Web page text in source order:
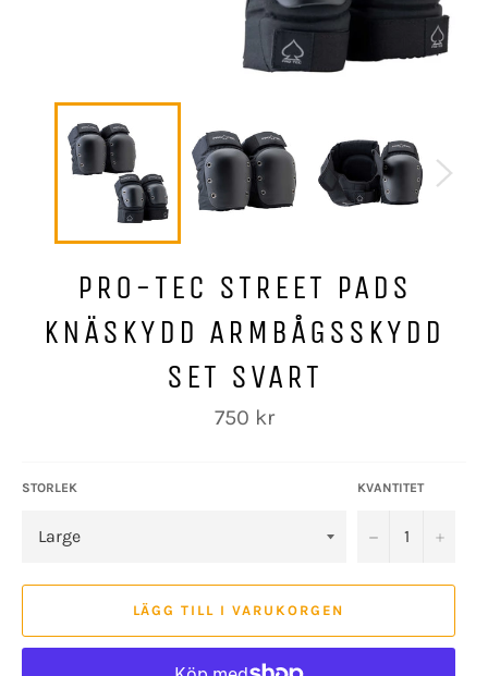
PRO-TEC STREET PADS
KNÄSKYDD ARMBÅGSSKYDD
SET SVART
Ordinarie
pris
750 kr
STORLEK KVANTITET
− +
LÄGG TILL I VARUKORGEN